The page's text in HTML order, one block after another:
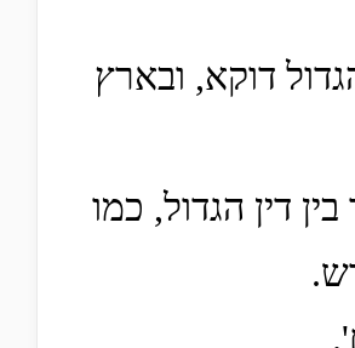
דוקא, ובארץ
דין הגדול, כמו